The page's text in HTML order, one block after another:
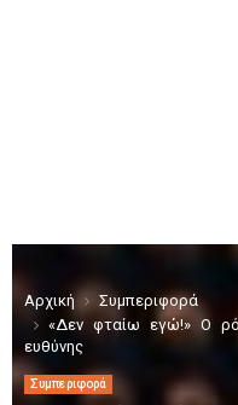
Αρχική
Συμπεριφορά
«Δεν φταίω εγώ!» Ο
ευθύνης
Συμπεριφορά